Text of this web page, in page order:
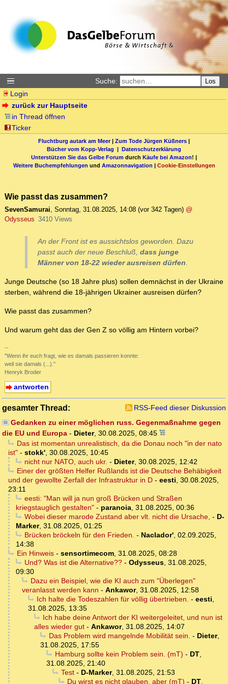
Suche: Los
Login
zurück zur Hauptseite
in Thread öffnen
Ticker
Fluchtburg autark am Meer| Zum Tode Jürgen Küßners |
Bücher vom Kopp-Verlag | Datenschutzerklärung
Unterstützen Sie das Gelbe Forum durch Käufe bei Amazon! |
Weitere Buchempfehlungen und Amazonnavigation | Cookie-Einstellungen
Wie passt das zusammen?
SevenSamurai, Sonntag, 31.08.2025, 14:08 (vor 342 Tagen) @
Odysseus 3410 Views
An der Front ist es aussichtslos geworden. Dazu
passt auch der neue Beschluß, dass junge
Männer von 18-22 wieder ausreisen dürfen.
Junge Deutsche (so 18 Jahre plus) sollen demnächst in der Ukraine
sterben, während die 18-jährigen Ukrainer ausreisen dürfen?
Wie passt das zusammen?
Und warum geht das der Gen Z so völlig am Hintern vorbei?
--
"Wenn ihr euch fragt, wie es damals passieren konnte:
weil sie damals (...)."
Henryk Broder
antworten
gesamter Thread:
RSS-Feed dieser Diskussion
Gedanken zu einer möglichen russ. Gegenmaßnahme gegen
die EU und Europa - Dieter, 30.08.2025, 08:45
Das ist momentan unrealistisch, da die Donau noch "in der nato
ist" - stokk', 30.08.2025, 10:45
nicht nur NATO, auch ukr. - Dieter, 30.08.2025, 12:42
Einer der größten Helfer Rußlands ist die Deutsche Behäbigkeit
und der gewollte Zerfall der Infrastruktur in D - eesti, 30.08.2025,
23:11
eesti: "Man will ja nun groß Brücken und Straßen
kriegstauglich gestalten" - paranoia, 31.08.2025, 00:36
Wobei dieser marode Zustand aber vlt. nicht die Ursache, - D-
Marker, 31.08.2025, 01:25
Brücken bröckeln für den Frieden. - Naclador', 02.09.2025,
14:38
Ein Hinweis- sensortimecom, 31.08.2025, 08:28
Und? Was ist die Alternative??- Odysseus, 31.08.2025,
09:30
Dazu ein Beispiel, wie die KI auch zum "Überlegen"
veranlasst werden kann - Ankawor, 31.08.2025, 12:58
Ich halte die Todeszahlen für völlig übertrieben. - eesti,
31.08.2025, 13:35
Ich habe deine Antwort der KI weitergeleitet, und nun ist
alles wieder gut - Ankawor, 31.08.2025, 14:07
Das Problem wird mangelnde Mobilität sein. - Dieter,
31.08.2025, 17:55
Hamburg sollte kein Problem sein. (mT) - DT,
31.08.2025, 21:40
Test- D-Marker, 31.08.2025, 21:53
Du wirst es nicht glauben, aber (mT) - DT,